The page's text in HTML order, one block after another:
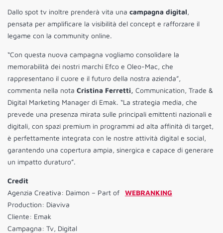
Dallo spot tv inoltre prenderà vita una campagna digital,
pensata per amplificare la visibilità del concept e rafforzare il
legame con la community online.
“Con questa nuova campagna vogliamo consolidare la
memorabilità dei nostri marchi Efco e Oleo-Mac, che
rappresentano il cuore e il futuro della nostra azienda”,
commenta nella nota Cristina Ferretti, Communication, Trade &
Digital Marketing Manager di Emak. “La strategia media, che
prevede una presenza mirata sulle principali emittenti nazionali e
digitali, con spazi premium in programmi ad alta affinità di target,
è perfettamente integrata con le nostre attività digital e social,
garantendo una copertura ampia, sinergica e capace di generare
un impatto duraturo”.
Credit
Agenzia Creativa: Daimon – Part of
WEBRANKING
Production: Diaviva
Cliente: Emak
Campagna: Tv, Digital